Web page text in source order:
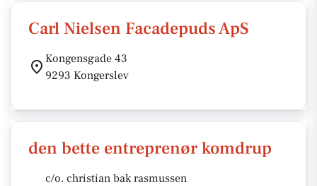
Carl Nielsen Facadepuds ApS
Kongensgade 43
9293 Kongerslev
den bette entreprenør komdrup
c/o. christian bak rasmussen